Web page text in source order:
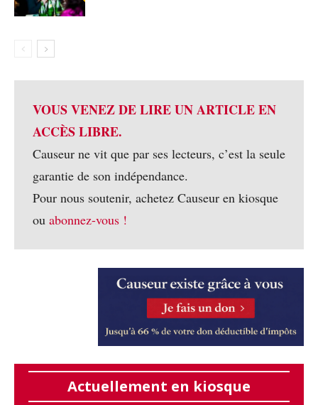
VOUS VENEZ DE LIRE UN ARTICLE EN
ACCÈS LIBRE.
Causeur ne vit que par ses lecteurs, c’est la seule
garantie de son indépendance.
Pour nous soutenir, achetez Causeur en kiosque
ou abonnez-vous !
Actuellement en kiosque